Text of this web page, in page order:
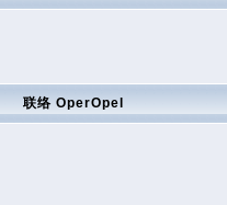
联络 OperOpel